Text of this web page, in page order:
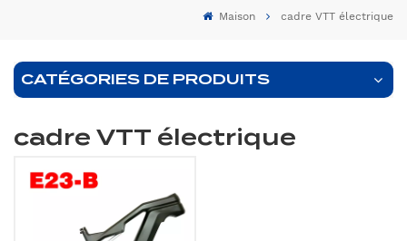
Maison cadre VTT électrique
CATÉGORIES DE PRODUITS
cadre VTT électrique